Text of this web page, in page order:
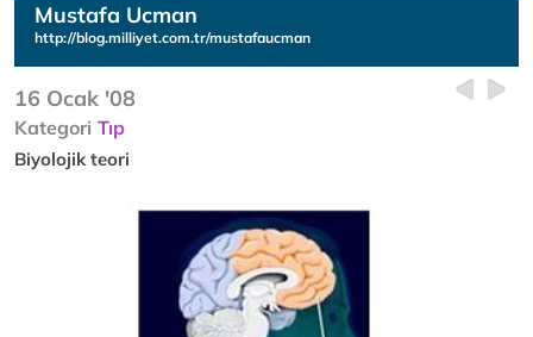
Mustafa Ucman
http://blog.milliyet.com.tr/mustafaucman
16 Ocak '08
Kategori Tıp
Biyolojik teori